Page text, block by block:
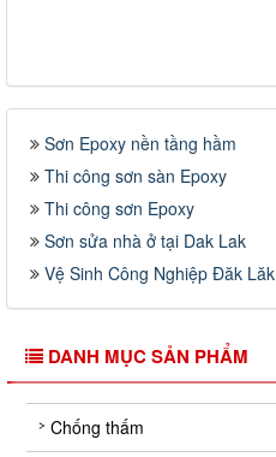
Sơn Epoxy nền tầng hầm
Thi công sơn sàn Epoxy
Thi công sơn Epoxy
Sơn sửa nhà ở tại Dak Lak
Vệ Sinh Công Nghiệp Đăk Lăk
DANH MỤC SẢN PHẨM
Chống thấm